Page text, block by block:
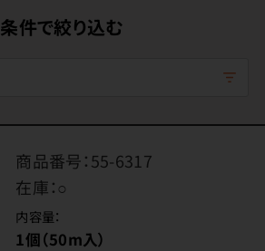
条件で絞り込む
商品番号：55-6317
在庫：○
内容量：
1個（50m入）